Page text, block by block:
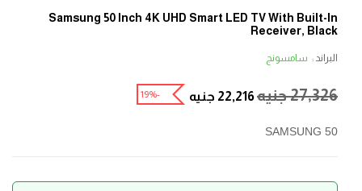
Samsung 50 Inch 4K UHD Smart LED TV With Built-In
Receiver, Black
البراند : سامسونج
27,326جنيه22,216 جنيه -19%
SAMSUNG 50